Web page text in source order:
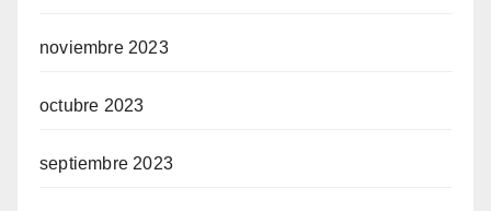
noviembre 2023
octubre 2023
septiembre 2023